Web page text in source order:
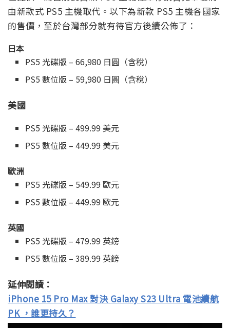
由新款式 PS5 主機取代。以下為新款 PS5 主機各國家
的售價，至於台灣部分就有待官方後續公佈了：
日本
PS5 光碟版 – 66,980 日圓（含稅）
PS5 數位版 – 59,980 日圓（含稅）
美國
PS5 光碟版 – 499.99 美元
PS5 數位版 – 449.99 美元
歐洲
PS5 光碟版 – 549.99 歐元
PS5 數位版 – 449.99 歐元
英國
PS5 光碟版 – 479.99 英鎊
PS5 數位版 – 389.99 英鎊
延伸閱讀：
iPhone 15 Pro Max 對決 Galaxy S23 Ultra 電池續航
PK ，誰更持久？